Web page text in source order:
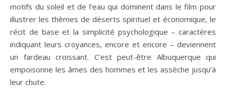
motifs du soleil et de l’eau qui dominentdans lefilm pour
illustrer les thèmes de déserts spirituel et économique, le
récit de base et la simplicité psychologique – caractères
indiquant leurs croyances, encore et encore – deviennent
un fardeau croissant. C’est peut-être Albuquerque qui
empoisonne les âmes des hommes et les assèche jusqu’à
leur chute.